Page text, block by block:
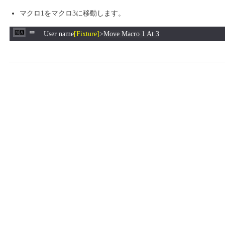
マクロ1をマクロ3に移動します。
User name[Fixture]>Move Macro 1 At 3